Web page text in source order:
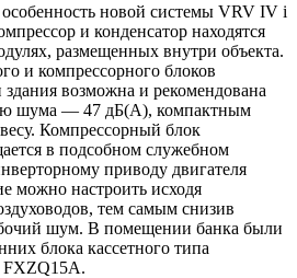
особенность новой системы VRV IV i
и конденсатор находятся
размещенных внутри объекта.
и компрессорного блоков
возможна и рекомендована
шума — 47 дБ(А), компактным
Компрессорный блок
в подсобном служебном
приводу двигателя
можно настроить исходя
тем самым снизив
шум. В помещении банка были
блока кассетного типа
FXZQ15A.